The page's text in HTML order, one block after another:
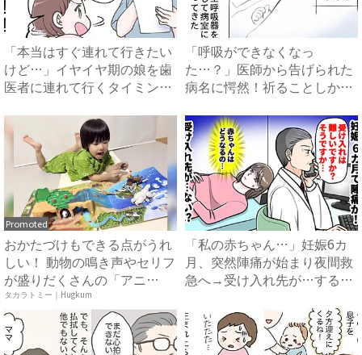
「本当はすぐ連れて行きたい
けど…」イヤイヤ期の娘を歯
医者に連れて行くタイミング
「呼吸ができなくなっ
た…？」医師から告げられた
病名に愕然！祈ることしかで
Promoted
おかたづけもできる点がうれ
しい！ 動物の鳴き声やセリフ
が盛りだくさんの「アニ
ア ...
タカラトミー｜Hugkum
「私の赤ちゃん…」妊娠6カ
月、突然陣痛が始まり夜間救
急へ→受け入れ先が…すると